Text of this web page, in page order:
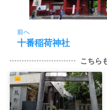
前へ
十番稲荷神社
こちら